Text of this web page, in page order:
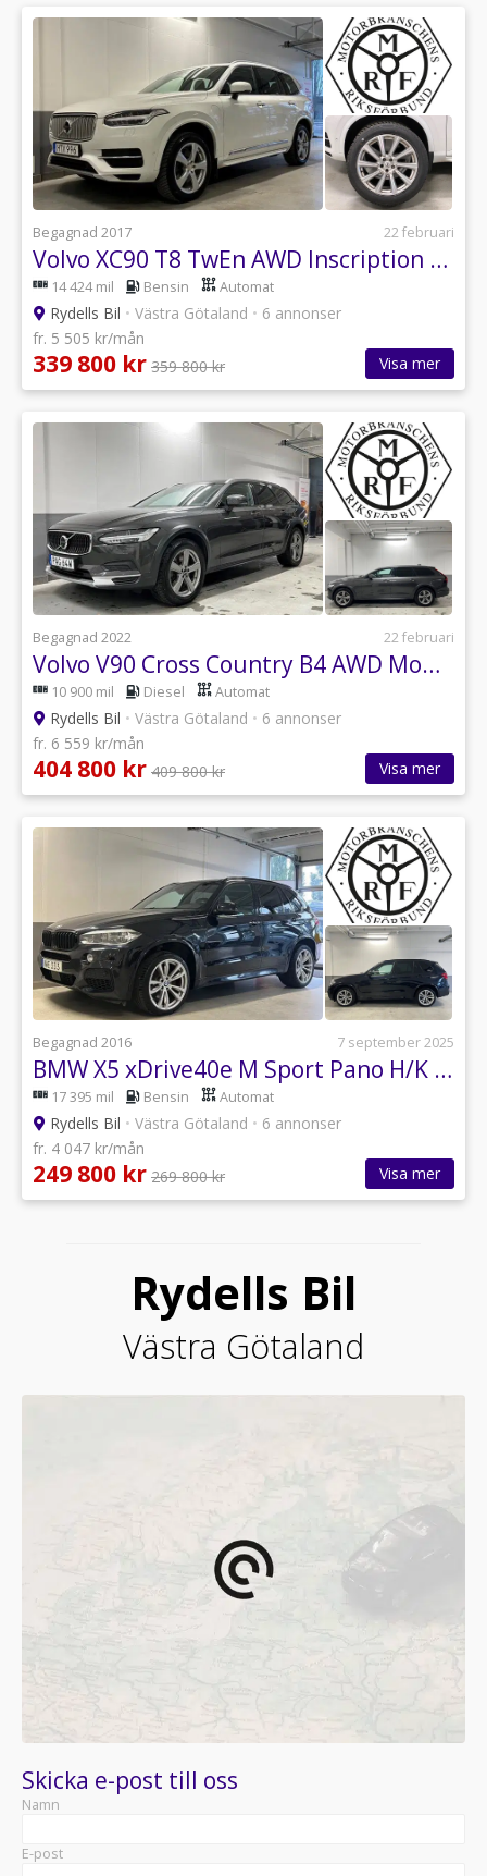
Begagnad 2017 22 februari
Volvo XC90 T8 TwEn AWD Inscription 360 Pano Drag
14 424 mil Bensin Automat
Rydells Bil • Västra Götaland • 6 annonser
fr. 5 505 kr/mån
339 800 kr 359 800 kr Visa mer
Begagnad 2022 22 februari
Volvo V90 Cross Country B4 AWD Momentum Skinn Teknik 360 Drag
10 900 mil Diesel Automat
Rydells Bil • Västra Götaland • 6 annonser
fr. 6 559 kr/mån
404 800 kr 409 800 kr Visa mer
Begagnad 2016 7 september 2025
BMW X5 xDrive40e M Sport Pano H/K 360
17 395 mil Bensin Automat
Rydells Bil • Västra Götaland • 6 annonser
fr. 4 047 kr/mån
249 800 kr 269 800 kr Visa mer
Rydells Bil
Västra Götaland
Skicka e-post till oss
Namn
E-post